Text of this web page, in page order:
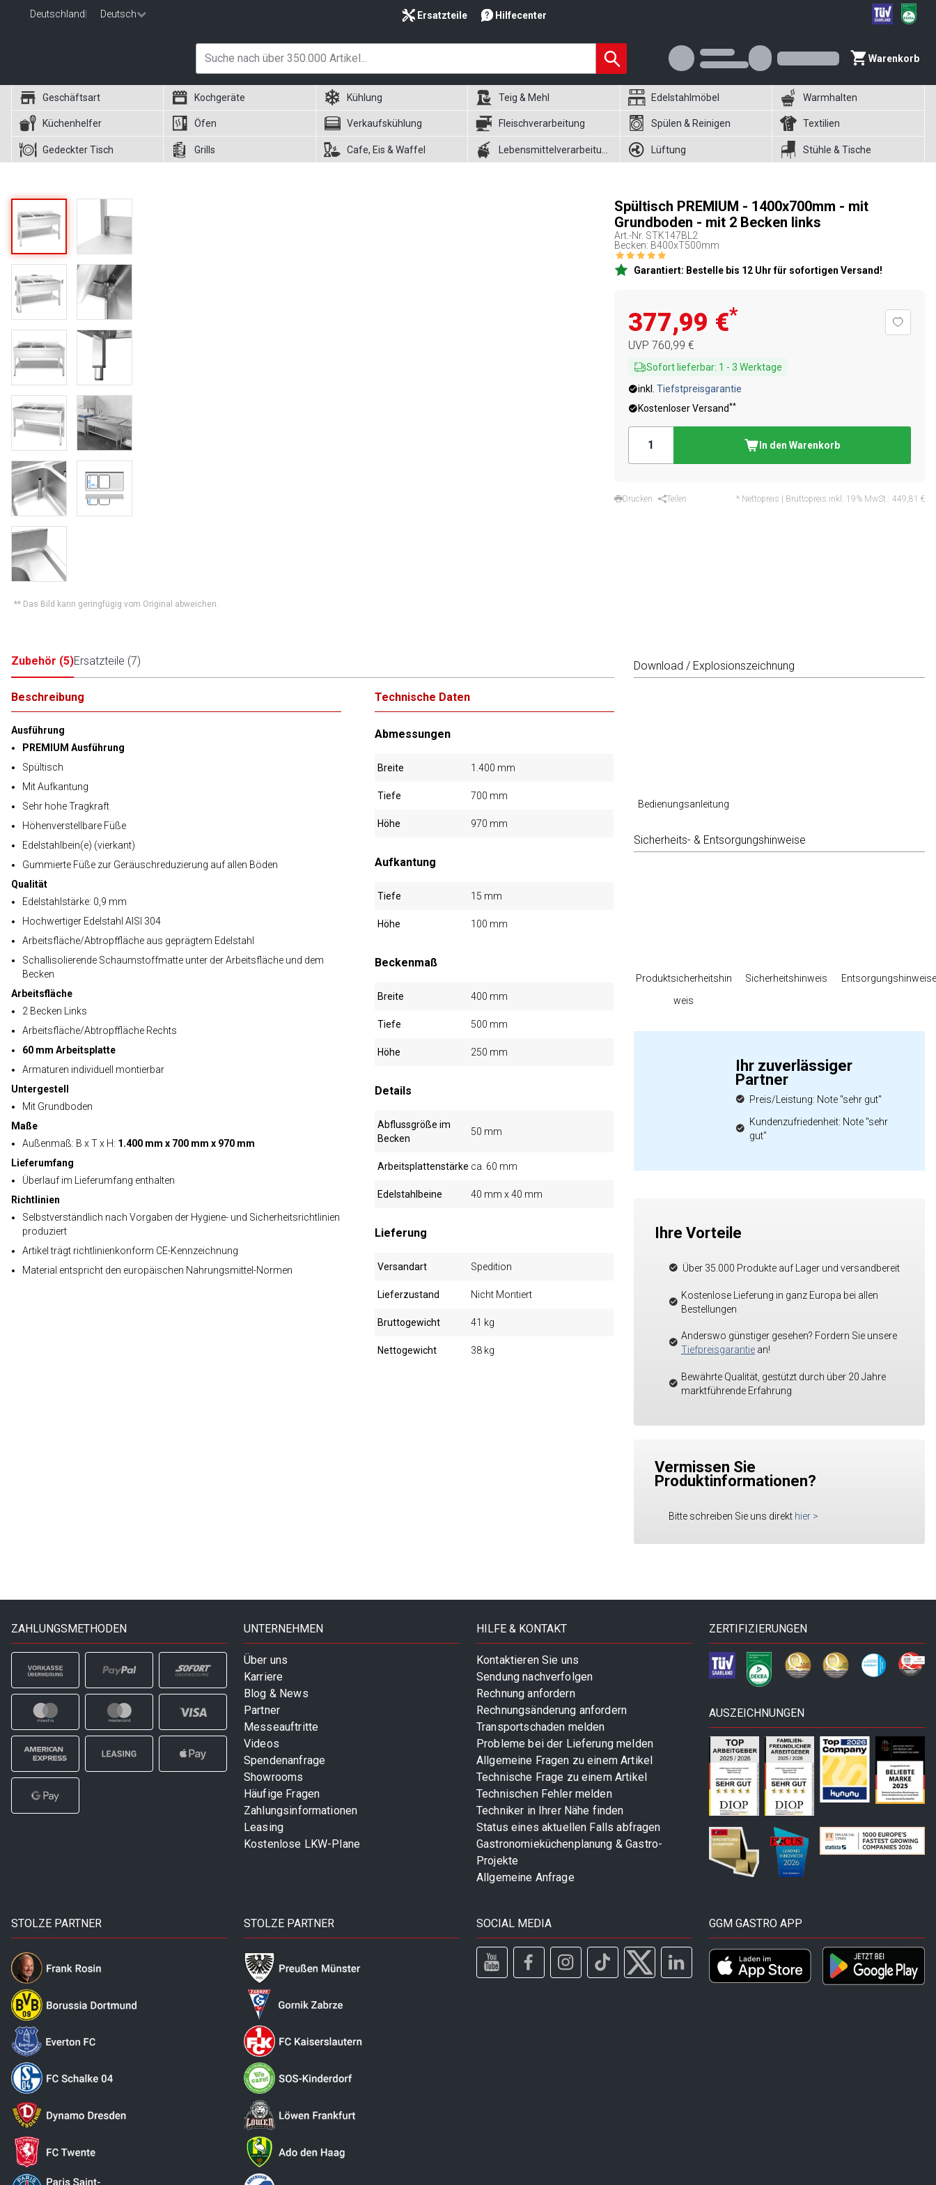
Deutschland Deutsch Ersatzteile Hilfecenter
Warenkorb
Geschäftsart Kochgeräte Kühlung Teig & Mehl Edelstahlmöbel Warmhalten
Küchenhelfer Öfen Verkaufskühlung Fleischverarbeitung Spülen & Reinigen Textilien
Gedeckter Tisch Grills Cafe, Eis & Waffel Lüftung Stühle & Tische
** Das Bild kann geringfügig vom Original abweichen.
Spültisch PREMIUM - 1400x700mm - mit
Grundboden - mit 2 Becken links
Art.-Nr. STK147BL2
Becken: B400xT500mm
Garantiert: Bestelle bis 12 Uhr für sofortigen Versand!
377,99 €*
UVP 760,99 €
Sofort lieferbar: 1 - 3 Werktage
inkl. Tiefstpreisgarantie
Kostenloser Versand**
In den Warenkorb
Drucken Teilen * Nettopreis | Bruttopreis inkl. 19% MwSt.: 449,81 €
Zubehör (5)Ersatzteile (7)
Beschreibung
Ausführung
PREMIUM Ausführung
Spültisch
Mit Aufkantung
Sehr hohe Tragkraft
Höhenverstellbare Füße
Edelstahlbein(e) (vierkant)
Gummierte Füße zur Geräuschreduzierung auf allen Böden
Qualität
Edelstahlstärke: 0,9 mm
Hochwertiger Edelstahl AISI 304
Arbeitsfläche/Abtropffläche aus geprägtem Edelstahl
Schallisolierende Schaumstoffmatte unter der Arbeitsfläche und dem
Becken
Arbeitsfläche
2 Becken Links
Arbeitsfläche/Abtropffläche Rechts
60 mm Arbeitsplatte
Armaturen individuell montierbar
Untergestell
Mit Grundboden
Maße
Außenmaß: B x T x H: 1.400 mm x 700 mm x 970 mm
Lieferumfang
Überlauf im Lieferumfang enthalten
Richtlinien
Selbstverständlich nach Vorgaben der Hygiene- und Sicherheitsrichtlinien
produziert
Artikel trägt richtlinienkonform CE-Kennzeichnung
Material entspricht den europäischen Nahrungsmittel-Normen
Technische Daten
Abmessungen
Breite 1.400 mm
Tiefe 700 mm
Höhe 970 mm
Aufkantung
Tiefe 15 mm
Höhe 100 mm
Beckenmaß
Breite 400 mm
Tiefe 500 mm
Höhe 250 mm
Details
Abflussgröße im
Becken
50 mm
Arbeitsplattenstärke ca. 60 mm
Edelstahlbeine 40 mm x 40 mm
Lieferung
Versandart Spedition
Lieferzustand Nicht Montiert
Bruttogewicht 41 kg
Nettogewicht 38 kg
Download / Explosionszeichnung
Bedienungsanleitung
Sicherheits- & Entsorgungshinweise
Produktsicherheitshin
weis
Sicherheitshinweis
Ihr zuverlässiger
Partner
Preis/Leistung: Note "sehr gut"
Kundenzufriedenheit: Note "sehr
gut"
Ihre Vorteile
Über 35.000 Produkte auf Lager und versandbereit
Kostenlose Lieferung in ganz Europa bei allen
Bestellungen
Anderswo günstiger gesehen? Fordern Sie unsere
Tiefpreisgarantiean!
Bewährte Qualität, gestützt durch über 20 Jahre
marktführende Erfahrung
Vermissen Sie
Produktinformationen?
Bitte schreiben Sie uns direkt hier >
ZAHLUNGSMETHODEN UNTERNEHMEN
Über uns
Karriere
Blog & News
Partner
Messeauftritte
Videos
Spendenanfrage
Showrooms
Häufige Fragen
Zahlungsinformationen
Leasing
Kostenlose LKW-Plane
HILFE & KONTAKT
Kontaktieren Sie uns
Sendung nachverfolgen
Rechnung anfordern
Rechnungsänderung anfordern
Transportschaden melden
Probleme bei der Lieferung melden
Allgemeine Fragen zu einem Artikel
Technische Frage zu einem Artikel
Technischen Fehler melden
Techniker in Ihrer Nähe finden
Status eines aktuellen Falls abfragen
Gastronomieküchenplanung & Gastro-
Projekte
Allgemeine Anfrage
ZERTIFIZIERUNGEN
AUSZEICHNUNGEN
STOLZE PARTNER STOLZE PARTNER SOCIAL MEDIA GGM GASTRO APP